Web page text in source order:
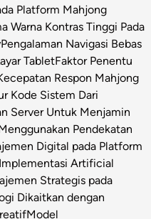
Platform Mahjong
Warna Kontras Tinggi Pada
Pengalaman Navigasi Bebas
TabletFaktor Penentu
Respon Mahjong
Kode Sistem Dari
Server Untuk Menjamin
Pendekatan
Digital pada Platform
Implementasi Artificial
Strategis pada
Dikaitkan dengan
Model